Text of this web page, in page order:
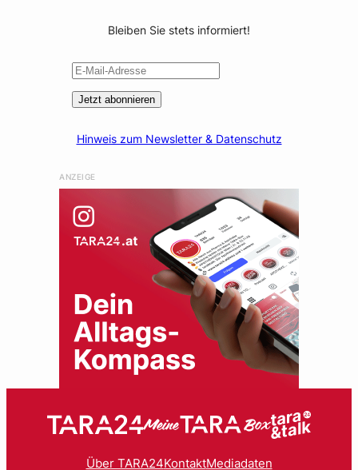
Bleiben Sie stets informiert!
Jetzt abonnieren
Hinweis zum Newsletter & Datenschutz
ANZEIGE
Über TARA24KontaktMediadaten